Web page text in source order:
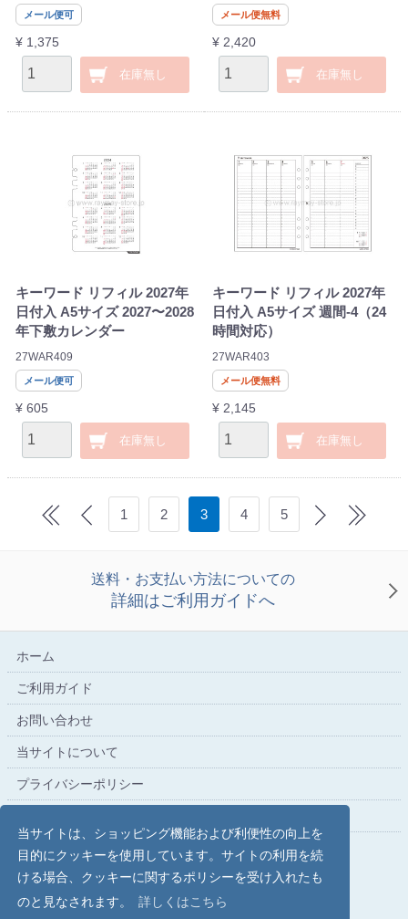
当サイトは、ショッピング機能および利便性の向上を
目的にクッキーを使用しています。サイトの利用を続
ける場合、クッキーに関するポリシーを受け入れたも
のと見なされます。
詳しくはこちら
メール便可
¥ 1,375
在庫無し
メール便無料
¥ 2,420
在庫無し
キーワード リフィル 2027年
日付入 A5サイズ 2027〜2028
年下敷カレンダー
27WAR409
メール便可
¥ 605
在庫無し
キーワード リフィル 2027年
日付入 A5サイズ 週間-4（24
時間対応）
27WAR403
メール便無料
¥ 2,145
在庫無し
1 2 3 4 5
送料・お支払い方法についての
詳細はご利用ガイドへ
ホーム
ご利用ガイド
お問い合わせ
当サイトについて
プライバシーポリシー
こだわり文具の専門店【文具スタイル】レイメイストア